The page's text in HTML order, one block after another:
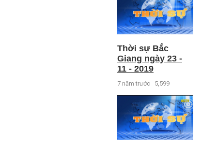
Thời sự Bắc
Giang ngày 23 -
11 - 2019
7 năm trước 5,599